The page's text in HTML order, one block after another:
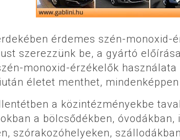
érdemes szén-monoxid-
szerezzünk be, a gyártó
monoxid-érzékelők
életet menthet,
a közintézményekbe
a bölcsődékben,
szórakozóhelyeken,